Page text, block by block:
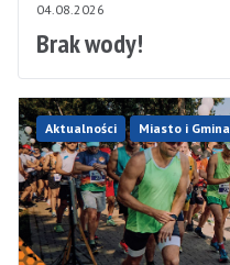
04.08.2026
Brak wody!
Aktualności Miasto i Gmina